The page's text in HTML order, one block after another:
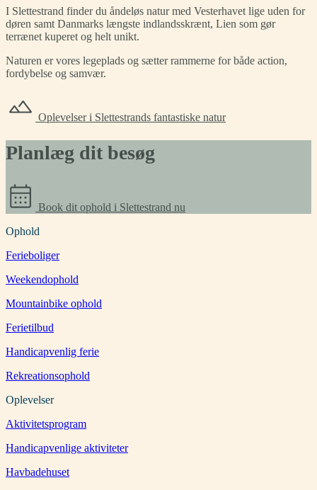
I Slettestrand finder du åndeløs natur med Vesterhavet lige uden for
døren samt Danmarks længste indlandsskrænt, Lien som gør
terrænet kuperet og helt unikt.
Naturen er vores legeplads og sætter rammerne for både action,
fordybelse og samvær.
Oplevelser i Slettestrands fantastiske natur
Planlæg dit besøg
Book dit ophold i Slettestrand nu
Ophold
Ferieboliger
Weekendophold
Mountainbike ophold
Ferietilbud
Handicapvenlig ferie
Rekreationsophold
Oplevelser
Aktivitetsprogram
Handicapvenlige aktiviteter
Havbadehuset